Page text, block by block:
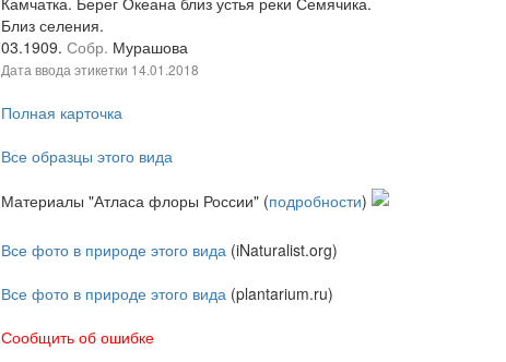
Близ селения.
03.1909. Собр. Мурашова
Дата ввода этикетки 14.01.2018
Полная карточка
Все образцы этого вида
Материалы "Атласа флоры России" (подробности)
Все фото в природе этого вида (iNaturalist.org)
Все фото в природе этого вида (plantarium.ru)
Сообщить об ошибке